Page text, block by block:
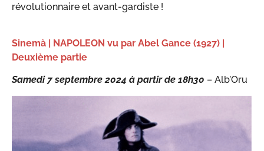
révolutionnaire et avant-gardiste !
Sinemà | NAPOLEON vu par Abel Gance (1927) |
Deuxième partie
Samedi 7 septembre 2024 à partir de 18h30 – Alb’Oru